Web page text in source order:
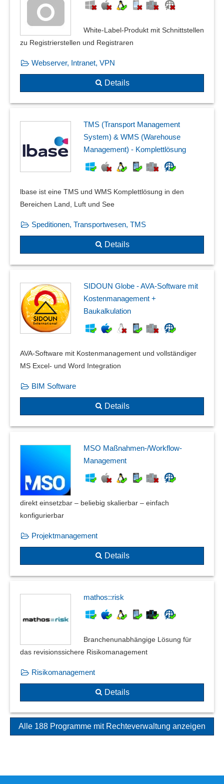
White-Label-Produkt mit Schnittstellen
zu Registrierstellen und Registraren
Webserver, Intranet, VPN
Details
TMS (Transport Management
System) & WMS (Warehouse
Management) - Komplettlösung
lbase ist eine TMS und WMS Komplettlösung in den
Bereichen Land, Luft und See
Speditionen, Transportwesen, TMS
Details
SIDOUN Globe - AVA-Software mit
Kostenmanagement +
Baukalkulation
AVA-Software mit Kostenmanagement und vollständiger
MS Excel- und Word Integration
BIM Software
Details
MSO Maßnahmen-/Workflow-
Management
direkt einsetzbar – beliebig skalierbar – einfach
konfigurierbar
Projektmanagement
Details
mathos::risk
Branchenunabhängige Lösung für
das revisionssichere Risikomanagement
Risikomanagement
Details
Alle 188 Programme mit Rechteverwaltung anzeigen